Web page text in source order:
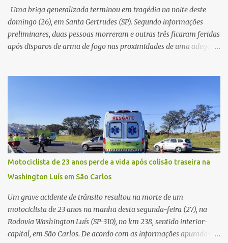
já apresentava antes do furto. O carro possui seguro e, segundo a
v...
Uma briga generalizada terminou em tragédia na noite deste
domingo (26), em Santa Gertrudes (SP). Segundo informações
preliminares, duas pessoas morreram e outras três ficaram feridas
após disparos de arma de fogo nas proximidades de uma adega. O
diversos disparos. Duas vítimas morreram ainda no local. Outras
três pessoas foram baleadas e socorridas. Até o momento, não
foram divulgadas informações oficiais sobre o estado de saúde dos
feridos. Equipes da Polícia Militar de Santa Gertrudes atenderam a
ocorrência e isolaram a área para o trabalho da perícia. Até a
última atualização, nenhum suspeito havia sido preso. A Polícia
Civil investigará a motivação da briga, a autoria dos disparos e as
circunstâncias do crime. A ocorrência segue em anda...
Motociclista de 23 anos perde a vida após colisão traseira na
Washington Luís em São Carlos
Um grave acidente de trânsito resultou na morte de um
motociclista de 23 anos na manhã desta segunda-feira (27), na
Rodovia Washington Luís (SP-310), no km 238, sentido interior-
capital, em São Carlos. De acordo com as informações apuradas no